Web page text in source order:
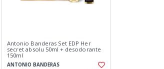
Antonio Banderas Set EDP Her
secret absolu 50ml + desodorante
150ml
ANTONIO BANDERAS